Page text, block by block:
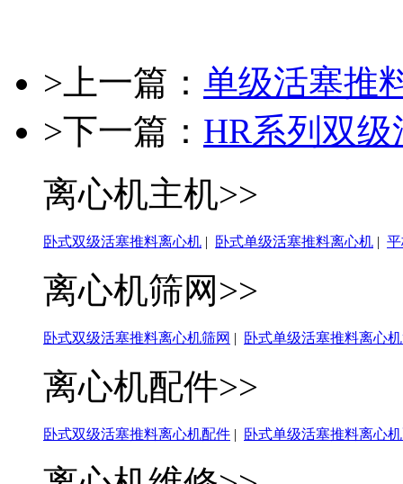
>上一篇： 单级活塞推
>下一篇： HR系列双
离心机主机>>
卧式双级活塞推料离心机 | 卧式单级活塞推料离心机 |
离心机筛网>>
卧式双级活塞推料离心机筛网 | 卧式单级活塞推料离心
离心机配件>>
卧式双级活塞推料离心机配件 | 卧式单级活塞推料离心